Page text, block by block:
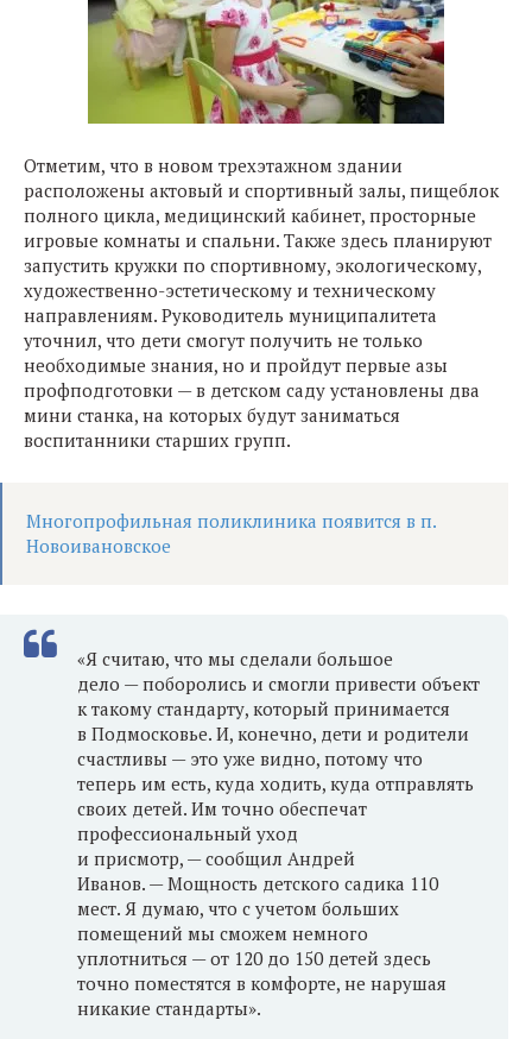
Отметим, что в новом трехэтажном здании
расположены актовый и спортивный залы, пищеблок
полного цикла, медицинский кабинет, просторные
игровые комнаты и спальни. Также здесь планируют
запустить кружки по спортивному, экологическому,
художественно-эстетическому и техническому
направлениям. Руководитель муниципалитета
уточнил, что дети смогут получить не только
необходимые знания, но и пройдут первые азы
профподготовки — в детском саду установлены два
мини станка, на которых будут заниматься
воспитанники старших групп.
Многопрофильная поликлиника появится в п.
Новоивановское
«Я считаю, что мы сделали большое
дело — поборолись и смогли привести объект
к такому стандарту, который принимается
в Подмосковье. И, конечно, дети и родители
счастливы — это уже видно, потому что
теперь им есть, куда ходить, куда отправлять
своих детей. Им точно обеспечат
профессиональный уход
и присмотр, — сообщил Андрей
Иванов. — Мощность детского садика 110
мест. Я думаю, что с учетом больших
помещений мы сможем немного
уплотниться — от 120 до 150 детей здесь
точно поместятся в комфорте, не нарушая
никакие стандарты».